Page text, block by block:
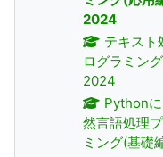
2024
テキスト
ログラミン
2024
Python
然言語処理
ミング(基礎